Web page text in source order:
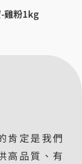
雞粉1kg
肯定是我們
高品質、有